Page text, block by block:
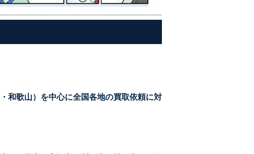
和歌山）を中心に全国各地の買取依頼に対